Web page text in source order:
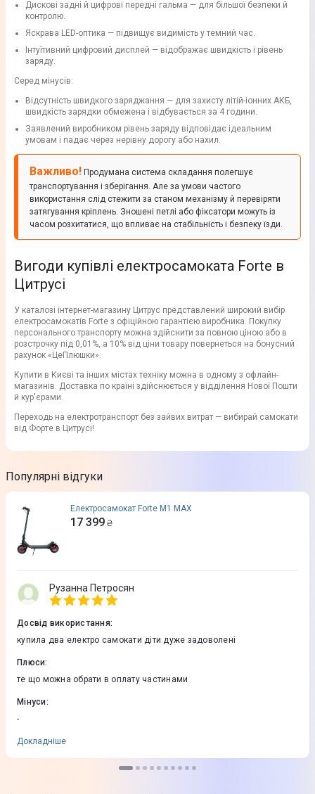
Дискові задні й цифрові передні гальма — для більшої безпеки й
контролю.
Яскрава LED-оптика — підвищує видимість у темний час.
Інтуїтивний цифровий дисплей — відображає швидкість і рівень
заряду.
Серед мінусів:
Відсутність швидкого заряджання — для захисту літій-іонних АКБ,
швидкість зарядки обмежена і відбувається за 4 години.
Заявлений виробником рівень заряду відповідає ідеальним
умовам і падає через нерівну дорогу або нахил.
Важливо! Продумана система складання полегшує
транспортування і зберігання. Але за умови частого
використання слід стежити за станом механізму й перевіряти
затягування кріплень. Зношені петлі або фіксатори можуть із
часом розхитатися, що впливає на стабільність і безпеку їзди.
Вигоди купівлі електросамоката Forte в
Цитрусі
У каталозі інтернет-магазину Цитрус представлений широкий вибір
електросамокатів Forte з офіційною гарантією виробника. Покупку
персонального транспорту можна здійснити за повною ціною або в
розстрочку під 0,01%, а 10% від ціни товару повернеться на бонусний
рахунок «ЦеПлюшки».
Купити в Києві та інших містах техніку можна в одному з офлайн-
магазинів. Доставка по країні здійснюється у відділення Нової Пошти
й кур'єрами.
Переходь на електротранспорт без зайвих витрат — вибирай самокати
від Форте в Цитрусі!
Популярні відгуки
Електросамокат Forte M1 MAX
17 399 ₴
Рузанна Петросян
Досвід використання:
купила два електро самокати діти дуже задоволені
Плюси:
те що можна обрати в оплату частинами
Мінуси:
-
Докладніше